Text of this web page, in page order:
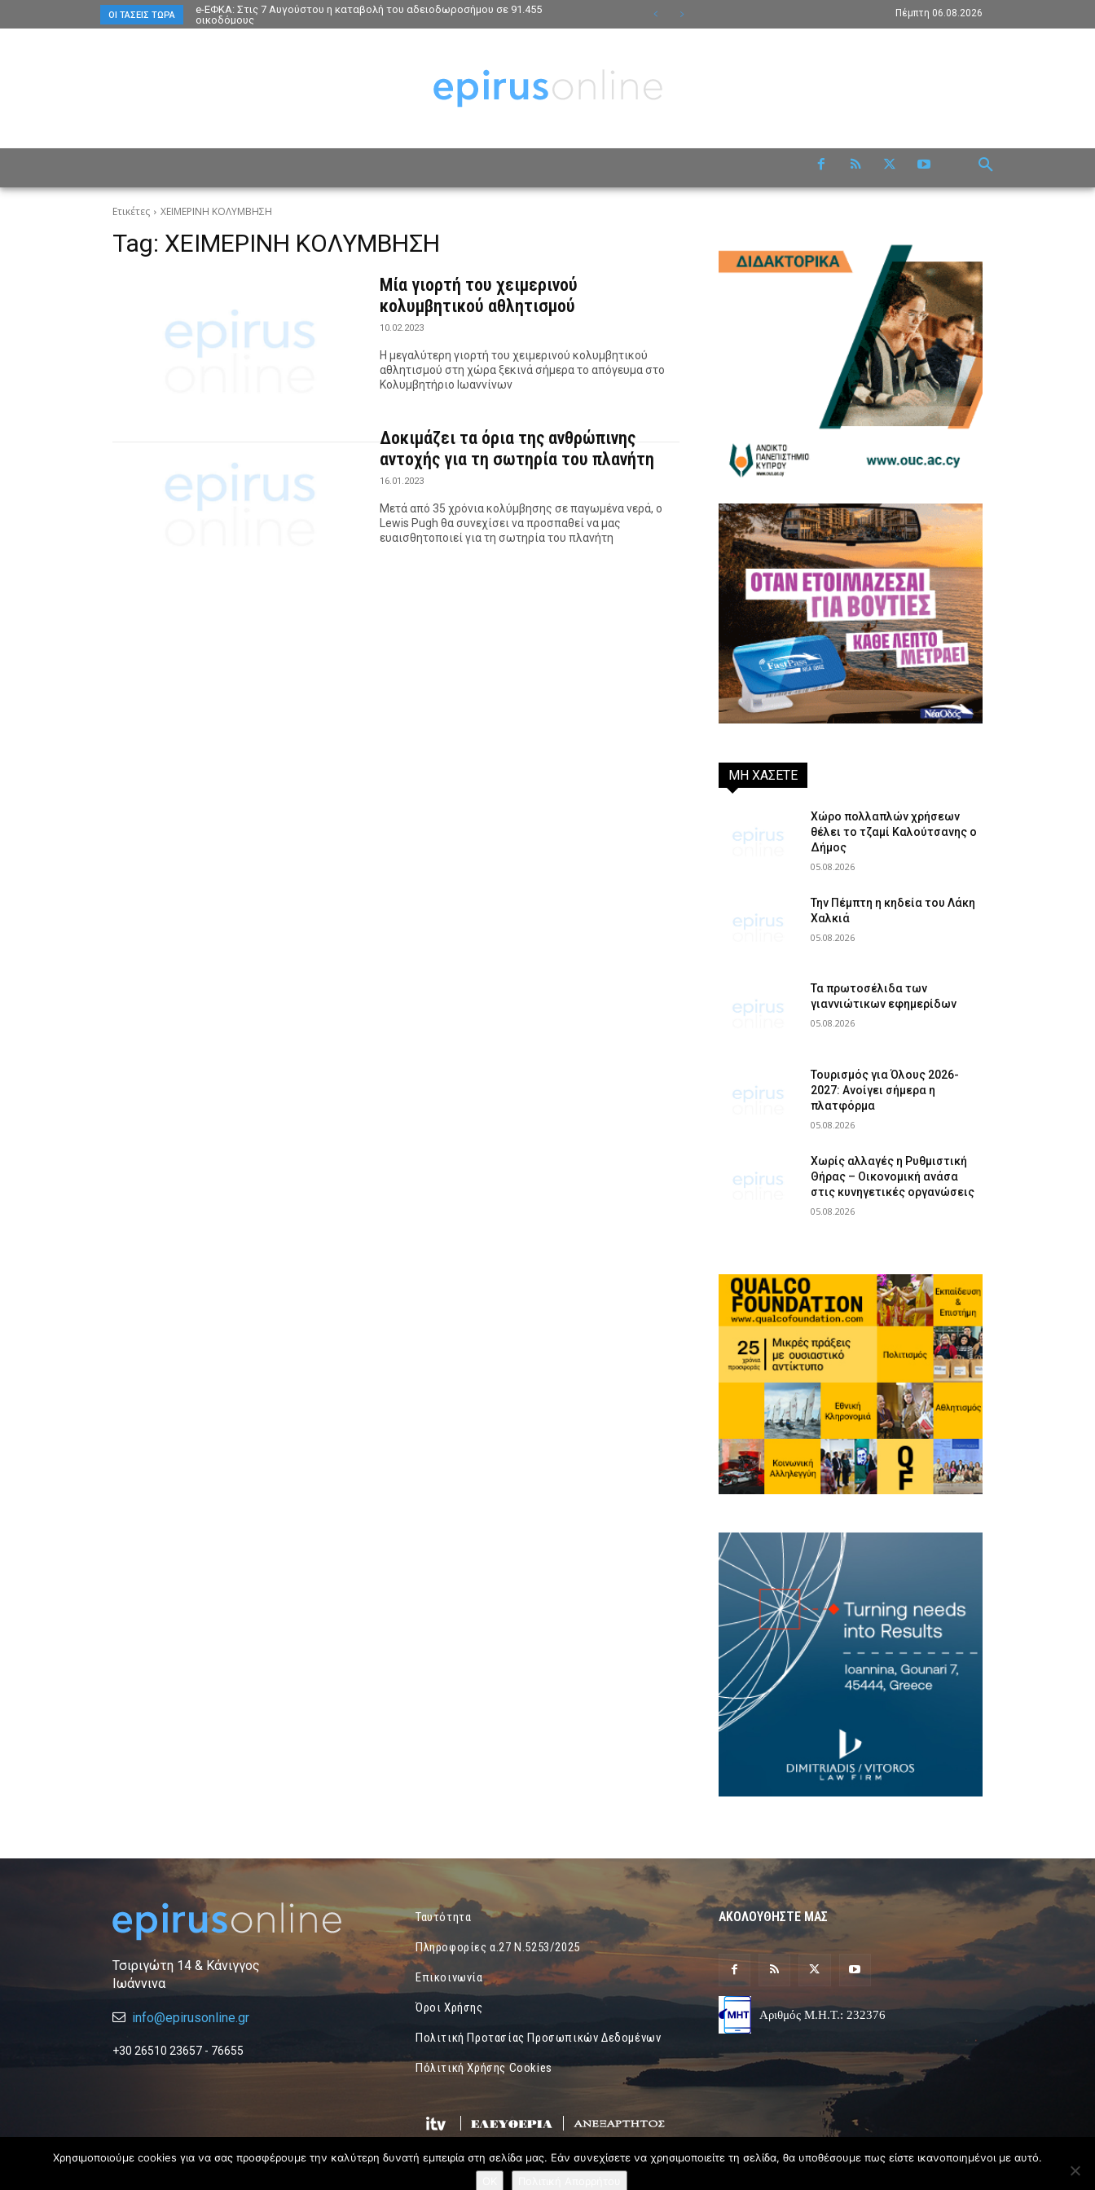
ΟΙ ΤΆΣΕΙΣ ΤΏΡΑ
e-ΕΦΚΑ: Στις 7 Αυγούστου η καταβολή του αδειοδωροσήμου σε 91.455
οικοδόμους
Πέμπτη 06.08.2026
Ετικέτες ΧΕΙΜΕΡΙΝΗ ΚΟΛΥΜΒΗΣΗ
Tag: ΧΕΙΜΕΡΙΝΗ ΚΟΛΥΜΒΗΣΗ
Μία γιορτή του χειμερινού
κολυμβητικού αθλητισμού
10.02.2023
Η μεγαλύτερη γιορτή του χειμερινού κολυμβητικού
αθλητισμού στη χώρα ξεκινά σήμερα το απόγευμα στο
Κολυμβητήριο Ιωαννίνων
Δοκιμάζει τα όρια της ανθρώπινης
αντοχής για τη σωτηρία του πλανήτη
16.01.2023
Μετά από 35 χρόνια κολύμβησης σε παγωμένα νερά, ο
Lewis Pugh θα συνεχίσει να προσπαθεί να μας
ευαισθητοποιεί για τη σωτηρία του πλανήτη
ΜΗ ΧΑΣΕΤΕ
Χώρο πολλαπλών χρήσεων
θέλει το τζαμί Καλούτσανης ο
Δήμος
05.08.2026
Την Πέμπτη η κηδεία του Λάκη
Χαλκιά
05.08.2026
Τα πρωτοσέλιδα των
γιαννιώτικων εφημερίδων
05.08.2026
Τουρισμός για Όλους 2026-
2027: Ανοίγει σήμερα η
πλατφόρμα
05.08.2026
Χωρίς αλλαγές η Ρυθμιστική
Θήρας – Οικονομική ανάσα
στις κυνηγετικές οργανώσεις
05.08.2026
Τσιριγώτη 14 & Κάνιγγος
Ιωάννινα
info@epirusonline.gr
+30 26510 23657 - 76655
Ταυτότητα
Πληροφορίες α.27 Ν.5253/2025
Επικοινωνία
Όροι Χρήσης
Πολιτική Προτασίας Προσωπικών Δεδομένων
Πόλιτική Χρήσης Cookies
ΑΚΟΛΟΥΘΗΣΤΕ ΜΑΣ
Αριθμός Μ.Η.Τ.: 232376
Χρησιμοποιούμε cookies για να σας προσφέρουμε την καλύτερη δυνατή εμπειρία στη σελίδα μας. Εάν συνεχίσετε να χρησιμοποιείτε τη σελίδα, θα υποθέσουμε πως είστε ικανοποιημένοι με αυτό.